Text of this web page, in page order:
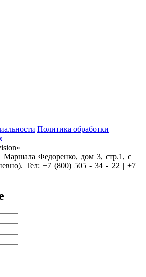
Политика обработки
Маршала Федоренко, дом 3, стр.1, с
Тел: +7 (800) 505 - 34 - 22 | +7